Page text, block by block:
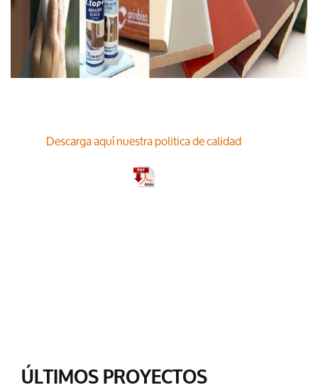
Descarga aquí nuestra politica de calidad
ÚLTIMOS PROYECTOS